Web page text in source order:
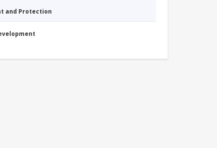
and Protection